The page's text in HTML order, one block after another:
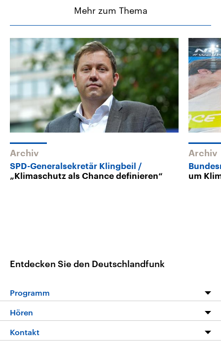
Mehr zum Thema
Archiv
SPD-Generalsekretär Klingbeil
„Klimaschutz als Chance definieren“
Archiv
um
Entdecken Sie den Deutschlandfunk
Programm
Die Nachrichten
Hören
Livestream
Kontakt